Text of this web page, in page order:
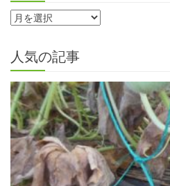
人気の記事